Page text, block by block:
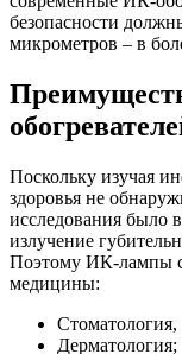
безопасности
микрометров – в
Поскольку изучая
здоровья не
исследования было
излучение
Поэтому ИК-лампы
медицины:
Стоматология,
Дерматология;